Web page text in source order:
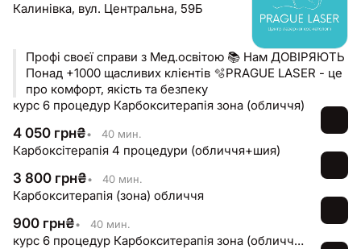
Калинівка, вул. Центральна, 59Б
Профі своєї справи з Мед.освітою 📚 Нам ДОВІРЯЮТЬ
Понад +1000 щасливих клієнтів 🫧PRAGUE LASER - це
про комфорт, якість та безпеку
курс 6 процедур Карбокситерапія зона (обличчя)
4 050 грн₴• 40 мин.
Карбоксітерапія 4 процедури (обличчя+шия)
3 800 грн₴• 40 мин.
Карбокситерапія (зона) обличчя
900 грн₴• 40 мин.
курс 6 процедур Карбокситерапія зона (обличчя+шия)